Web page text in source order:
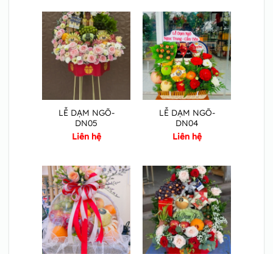
LỄ DẠM NGÕ-
DN05
Liên hệ
LỄ DẠM NGÕ-
DN04
Liên hệ